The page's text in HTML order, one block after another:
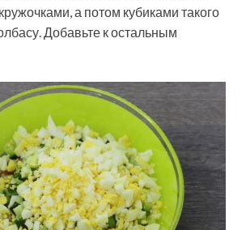
а потом кубиками такого
Добавьте к остальным